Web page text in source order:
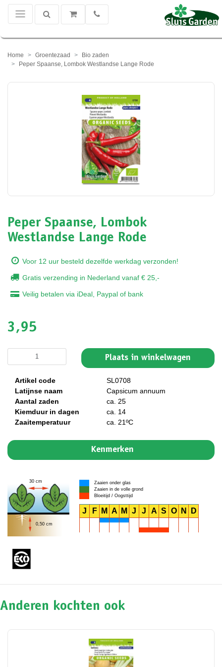
Home Groentezaad
Bio zaden
Peper Spaanse, Lombok Westlandse Lange Rode
Peper Spaanse, Lombok
Westlandse Lange Rode
Voor 12 uur besteld dezelfde werkdag verzonden!
Gratis verzending in Nederland vanaf € 25,-
Veilig betalen via iDeal, Paypal of bank
3,95
Plaats in winkelwagen
Artikel code
SL0708
Latijnse naam
Capsicum annuum
Aantal zaden
ca. 25
Kiemduur in dagen
ca. 14
Zaaitemperatuur
ca. 21ºC
Kenmerken
0,50 cm
30 cm
Zaaien onder glas
Zaaien in de volle grond
Bloeitijd / Oogsttijd
J F M A M J J A S O N D
Anderen kochten ook